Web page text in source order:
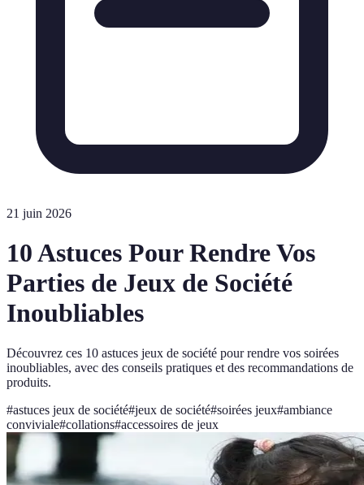
21 juin 2026
10 Astuces Pour Rendre Vos
Parties de Jeux de Société
Inoubliables
Découvrez ces 10 astuces jeux de société pour rendre vos soirées
inoubliables, avec des conseils pratiques et des recommandations de
produits.
#astuces jeux de société#jeux de société#soirées jeux#ambiance
conviviale#collations#accessoires de jeux